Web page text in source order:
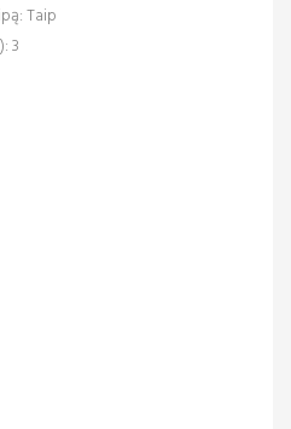
Taip
3